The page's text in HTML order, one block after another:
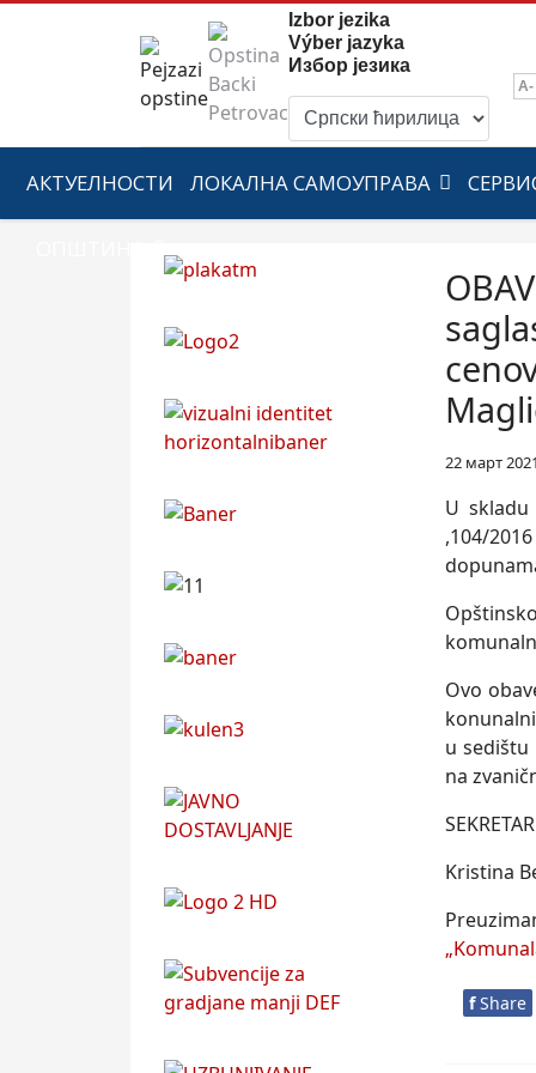
Izbor jezika
Výber jazyka
Избор језика
A-
АКТУЕЛНОСТИ ЛОКАЛНА САМОУПРАВА
22 март
U skladu
,104/
Ovo
u sedištu
na
Kristina
f Share